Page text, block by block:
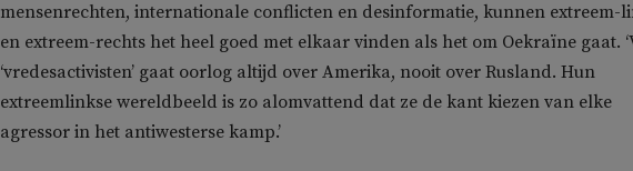
mensenrechten, internationale conflicten en desinformatie, kunnen extreem-
en extreem-rechts het heel goed met elkaar vinden als het om Oekraïne gaat.
‘vredesactivisten’ gaat oorlog altijd over Amerika, nooit over Rusland. Hun
extreemlinkse wereldbeeld is zo alomvattend dat ze de kant kiezen van elke
agressor in het antiwesterse kamp.’